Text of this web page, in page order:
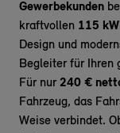
Gewerbekunden
kraftvollen 115
Design und
Begleiter für Ihren
Für nur 240 €
Fahrzeug, das
Weise verbindet.